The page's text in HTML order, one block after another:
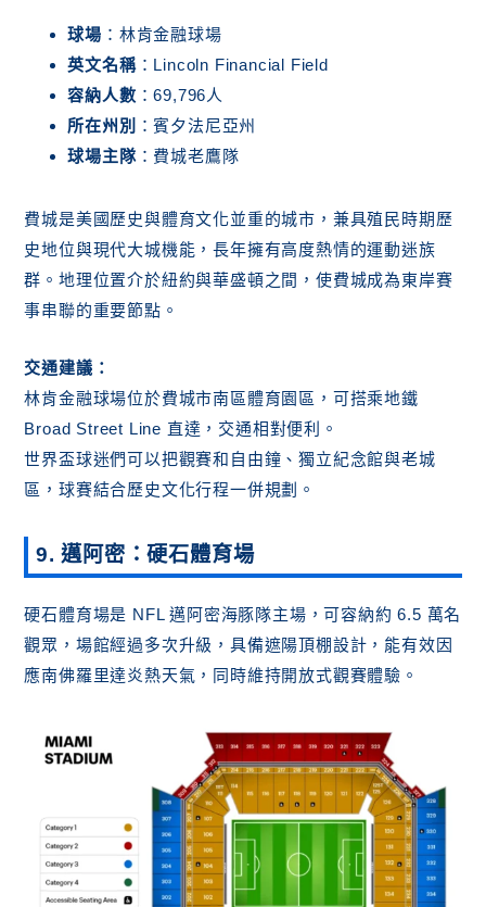
球場 ：林肯金融球場
英文名稱：Lincoln Financial Field
容納人數 ：69,796人
所在州別
：賓夕法尼亞州
球場主隊：費城老鷹隊
費城是美國歷史與體育文化並重的城市，兼具殖民時期歷
史地位與現代大城機能，長年擁有高度熱情的運動迷族
群。地理位置介於紐約與華盛頓之間，使費城成為東岸賽
事串聯的重要節點。
交通建議：
林肯金融球場位於費城市南區體育園區，可搭乘地鐵
Broad Street Line 直達，交通相對便利。
世界盃球迷們可以把觀賽和自由鐘、獨立紀念館與老城
區，球賽結合歷史文化行程一併規劃。
9. 邁阿密：硬石體育場
硬石體育場是 NFL 邁阿密海豚隊主場，可容納約 6.5 萬名
觀眾，場館經過多次升級，具備遮陽頂棚設計，能有效因
應南佛羅里達炎熱天氣，同時維持開放式觀賽體驗。